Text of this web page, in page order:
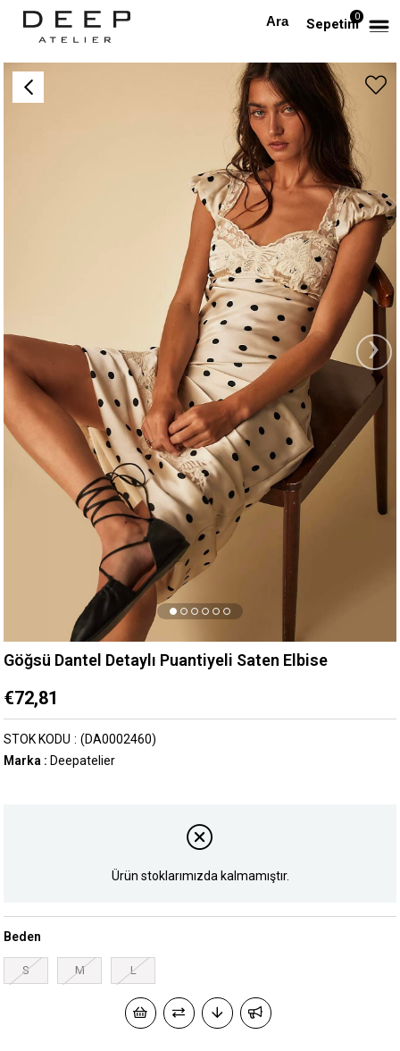
Sepetim0
Anasayfa TÜM ELBİSELER Göğsü Dantel Detaylı Puantiyeli Saten Elbise
›
Göğsü Dantel Detaylı Puantiyeli Saten Elbise
€72,81
(DA0002460)
STOK KODU
Marka : Deepatelier
Ürün stoklarımızda kalmamıştır.
Beden
S M L